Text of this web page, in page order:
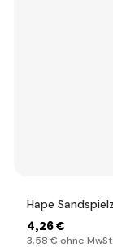
Hape
4,26 €
3,58 € ohne MwSt